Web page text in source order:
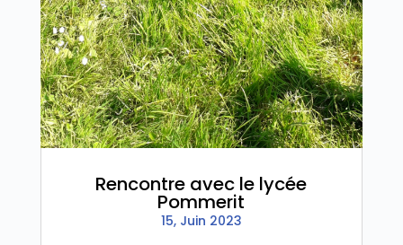
Rencontre avec le lycée
Pommerit
15, Juin 2023